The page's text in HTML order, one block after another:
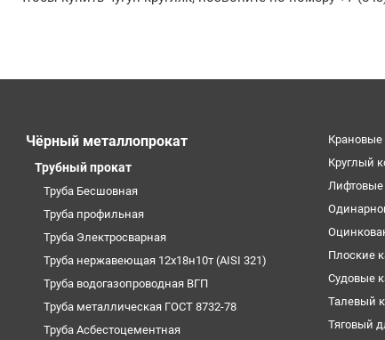
Чёрный металлопрокат
Трубный прокат
Труба Бесшовная
Труба профильная
Труба Электросварная
Труба нержавеющая 12х18н10т (AISI 321)
Труба водогазопроводная ВГП
Труба металлическая ГОСТ 8732-78
Труба Асбестоцементная
Крановые
Круглый
Лифтовые
Плоские
Судовые
Талевый
Тяговый